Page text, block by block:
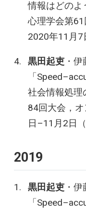
情報はどのよ
心理学会第61
2020年11月7
黒田起吏・伊
「
社会情報処理
84回大会，
日–11月2日
2019
黒田起吏・伊
「